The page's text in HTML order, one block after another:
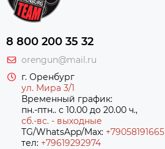
8 800 200 35 32
orengun@mail.ru
г. Оренбург
ул. Мира 3/1
Временный график:
пн.-птн.. с 10.00 до 20.00 ч.,
сб.-вс. - выходные
TG/WhatsApp/Max: +79058191665
тел: +79619292974